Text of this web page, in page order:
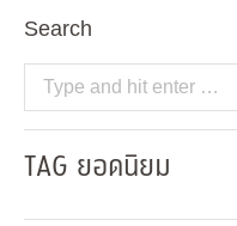
Search
Search:
TAG ยอดนิยม